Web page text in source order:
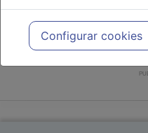
meramente informativo,
profesionales facultados
cada caso concreto, el
necesidades del paciente.
Configurar cookies